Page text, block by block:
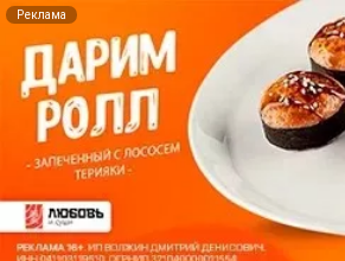
Реклама